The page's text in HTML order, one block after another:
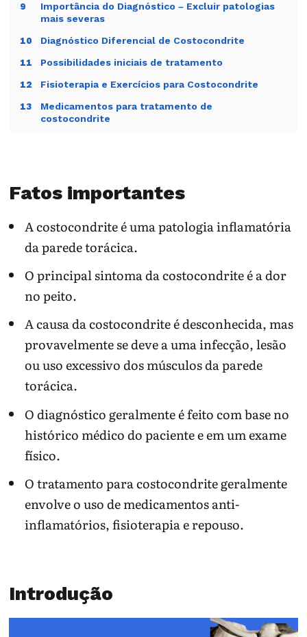
9
Importância do Diagnóstico – Excluir patologias
mais severas
10 Diagnóstico Diferencial de Costocondrite
11 Possibilidades iniciais de tratamento
12 Fisioterapia e Exercícios para Costocondrite
13
Medicamentos para tratamento de
costocondrite
16
Sinais importantes que requerem avaliação
médica
18 Complicações
Fatos importantes
A costocondrite é uma patologia inflamatória
da parede torácica.
O principal sintoma da costocondrite é a dor
no peito.
A causa da costocondrite é desconhecida, mas
provavelmente se deve a uma infecção, lesão
ou uso excessivo dos músculos da parede
torácica.
O diagnóstico geralmente é feito com base no
histórico médico do paciente e em um exame
físico.
O tratamento para costocondrite geralmente
envolve o uso de medicamentos anti-
inflamatórios, fisioterapia e repouso.
Introdução